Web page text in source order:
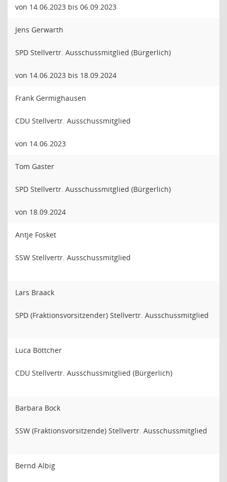
von 14.06.2023 bis 06.09.2023
Jens Gerwarth
SPD Stellvertr. Ausschussmitglied (Bürgerlich)
von 14.06.2023 bis 18.09.2024
Frank Germighausen
CDU Stellvertr. Ausschussmitglied
von 14.06.2023
Tom Gaster
SPD Stellvertr. Ausschussmitglied (Bürgerlich)
von 18.09.2024
Antje Fosket
SSW Stellvertr. Ausschussmitglied
Lars Braack
SPD (Fraktionsvorsitzender) Stellvertr. Ausschussmitglied
Luca Böttcher
CDU Stellvertr. Ausschussmitglied (Bürgerlich)
Barbara Bock
SSW (Fraktionsvorsitzende) Stellvertr. Ausschussmitglied
Bernd Albig